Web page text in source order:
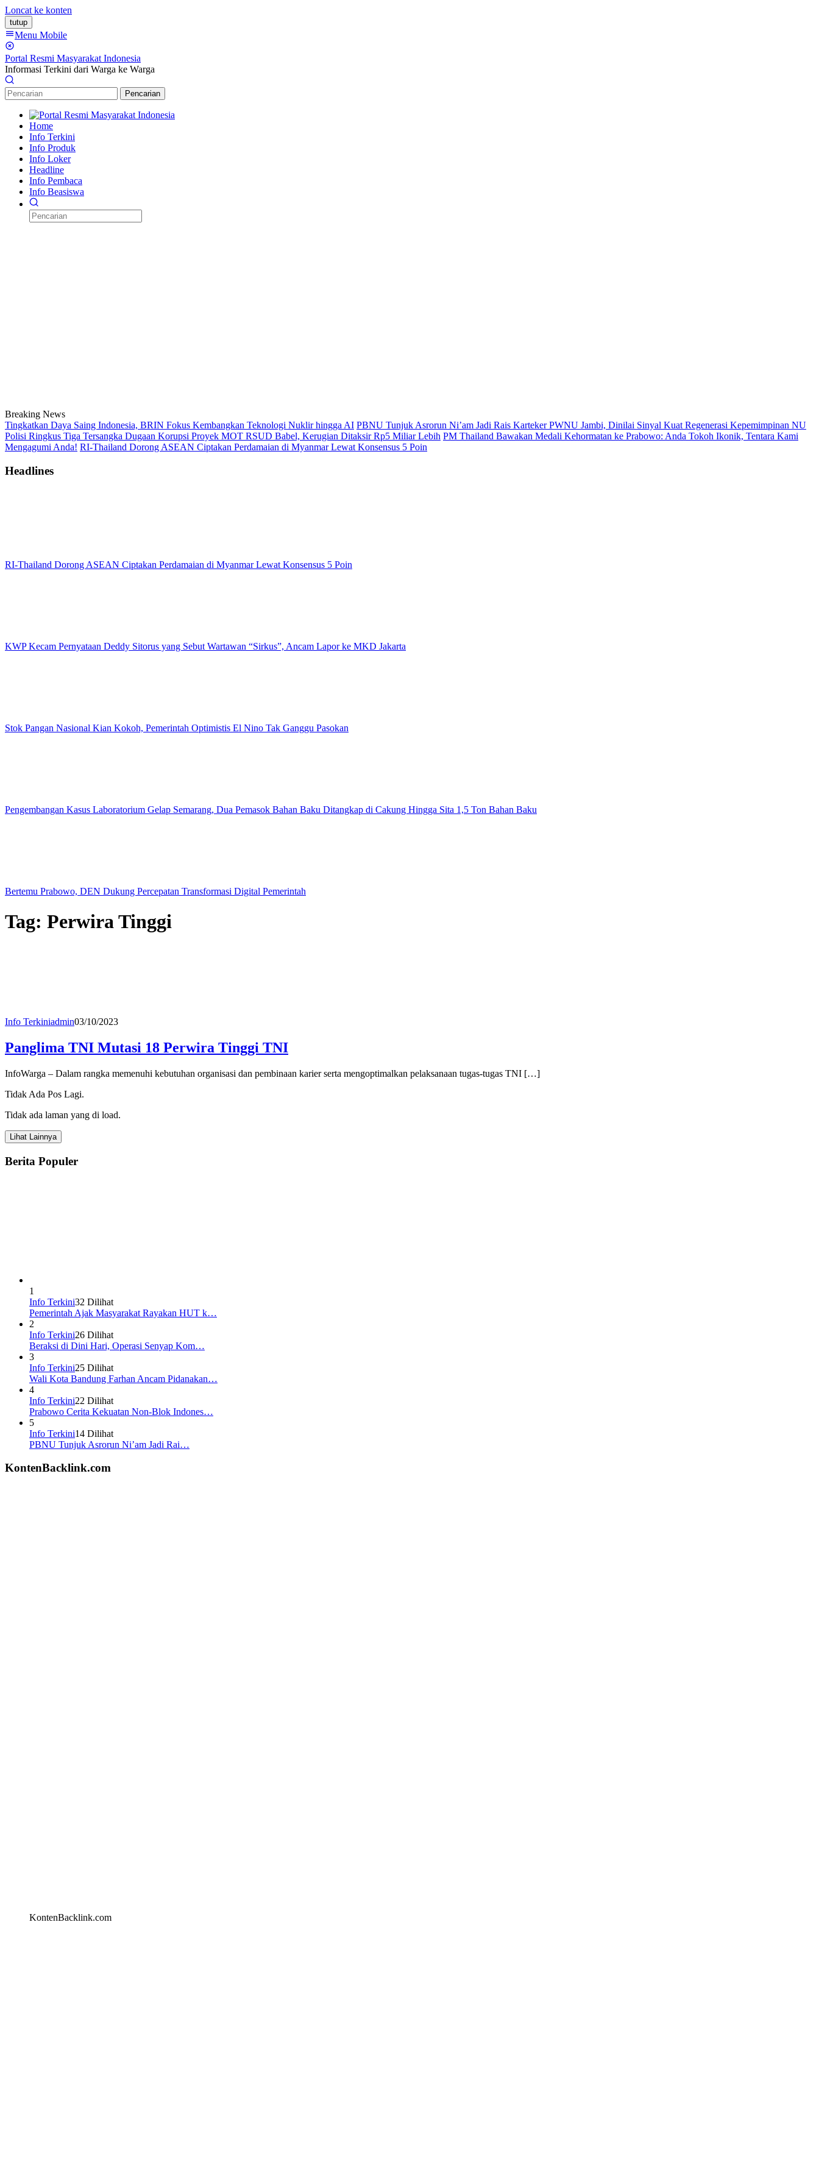
Loncat ke konten
tutup
Menu Mobile
Portal Resmi Masyarakat Indonesia
Informasi Terkini dari Warga ke Warga
Pencarian
Home
Info Terkini
Info Produk
Info Loker
Headline
Info Pembaca
Info Beasiswa
Breaking News
Tingkatkan Daya Saing Indonesia, BRIN Fokus Kembangkan Teknologi Nuklir hingga AI PBNU Tunjuk Asrorun Ni’am Jadi Rais Karteker PWNU Jambi, Dinilai Sinyal Kuat Regenerasi Kepemimpinan NU
Polisi Ringkus Tiga Tersangka Dugaan Korupsi Proyek MOT RSUD Babel, Kerugian Ditaksir Rp5 Miliar Lebih PM Thailand Bawakan Medali Kehormatan ke Prabowo: Anda Tokoh Ikonik, Tentara Kami
Mengagumi Anda! RI-Thailand Dorong ASEAN Ciptakan Perdamaian di Myanmar Lewat Konsensus 5 Poin
Headlines
RI-Thailand Dorong ASEAN Ciptakan Perdamaian di Myanmar Lewat Konsensus 5 Poin
KWP Kecam Pernyataan Deddy Sitorus yang Sebut Wartawan “Sirkus”, Ancam Lapor ke MKD Jakarta
Stok Pangan Nasional Kian Kokoh, Pemerintah Optimistis El Nino Tak Ganggu Pasokan
Pengembangan Kasus Laboratorium Gelap Semarang, Dua Pemasok Bahan Baku Ditangkap di Cakung Hingga Sita 1,5 Ton Bahan Baku
Bertemu Prabowo, DEN Dukung Percepatan Transformasi Digital Pemerintah
Tag: Perwira Tinggi
Info Terkiniadmin03/10/2023
Panglima TNI Mutasi 18 Perwira Tinggi TNI
InfoWarga – Dalam rangka memenuhi kebutuhan organisasi dan pembinaan karier serta mengoptimalkan pelaksanaan tugas-tugas TNI […]
Tidak Ada Pos Lagi.
Tidak ada laman yang di load.
Lihat Lainnya
Berita Populer
1
Info Terkini32 Dilihat
Pemerintah Ajak Masyarakat Rayakan HUT k…
2
Info Terkini26 Dilihat
Beraksi di Dini Hari, Operasi Senyap Kom…
3
Info Terkini25 Dilihat
Wali Kota Bandung Farhan Ancam Pidanakan…
4
Info Terkini22 Dilihat
Prabowo Cerita Kekuatan Non-Blok Indones…
5
Info Terkini14 Dilihat
PBNU Tunjuk Asrorun Ni’am Jadi Rai…
KontenBacklink.com
KontenBacklink.com